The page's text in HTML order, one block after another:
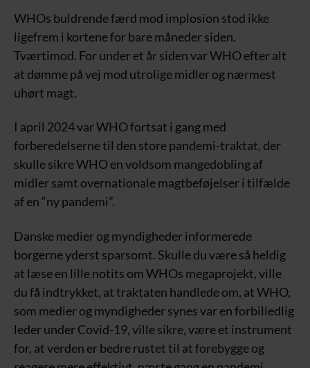
WHOs buldrende færd mod implosion stod ikke
ligefrem i kortene for bare måneder siden.
Tværtimod. For under et år siden var WHO efter alt
at dømme på vej mod utrolige midler og nærmest
uhørt magt.
I april 2024 var WHO fortsat i gang med
forberedelserne til den store pandemi-traktat, der
skulle sikre WHO en voldsom mangedobling af
midler samt overnationale magtbeføjelser i tilfælde
af en “ny pandemi”.
Danske medier og myndigheder informerede
borgerne yderst sparsomt. Skulle du være så heldig
at læse en lille notits om WHOs megaprojekt, ville
du få indtrykket, at traktaten handlede om, at WHO,
som medier og myndigheder synes var en forbilledlig
leder under Covid-19, ville sikre, være et instrument
for, at verden er bedre rustet til at forebygge og